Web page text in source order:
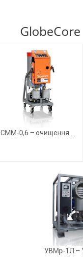
СММ-0,6 – очищення ...
УВМр-1Л –